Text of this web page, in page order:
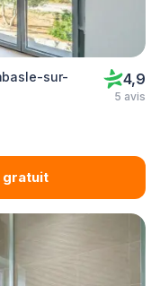
sur-
4,9
5 avis
gratuit